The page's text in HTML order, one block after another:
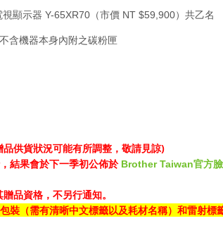
顯示器 Y-65XR70（市價 NT $59,900）共乙名
含機器本身內附之碳粉匣
供貨狀況可能有所調整，敬請見諒)
結果會於下一季初公佈於 Brother Taiwan官方
品資格，不另行通知。
裝（需有清晰中文標籤以及耗材名稱） 和雷射標